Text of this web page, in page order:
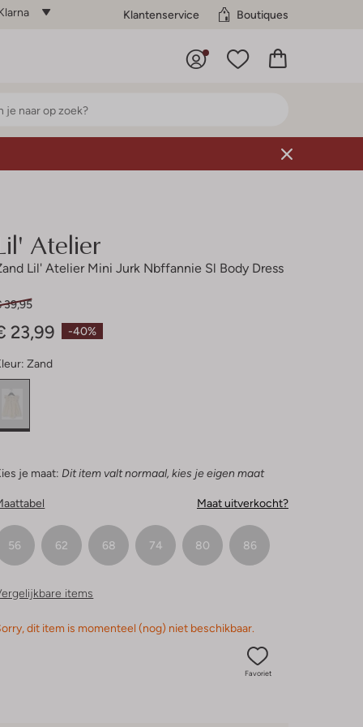
Klantenservice Boutiques
Atelier
Lil' Atelier Mini Jurk Nbffannie Sl Body Dress
-40%
39,95
23,99
Zand
je maat: Dit item valt normaal, kies je eigen maat
Maat uitverkocht?
56 62 68 74 80 86
items
dit item is momenteel (nog) niet beschikbaar.
Favoriet